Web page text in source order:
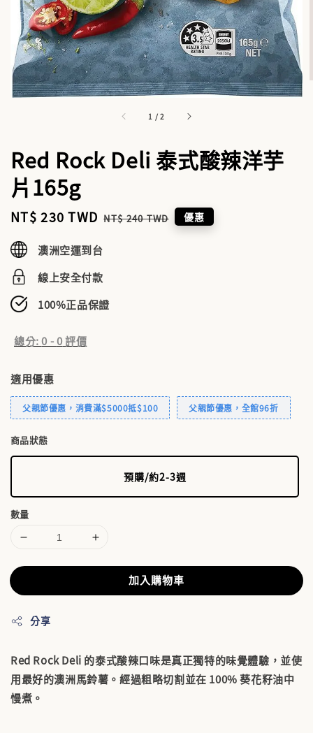
1 /2
Red Rock Deli 泰式酸辣洋芋
片165g
Sale
NT$ 230 TWD Regular
NT$ 240 TWD 優惠
澳洲空運到台
線上安全付款
100%正品保證
總分:0 -0評價
適用優惠
父親節優惠，消費滿$5000抵$100 父親節優惠，全館96折
商品狀態
預購/約2-3週
數量
加入購物車
分享
Red Rock Deli 的泰式酸辣口味是真正獨特的味覺體驗，並使
用最好的澳洲馬鈴薯。經過粗略切割並在 100% 葵花籽油中
慢煮。